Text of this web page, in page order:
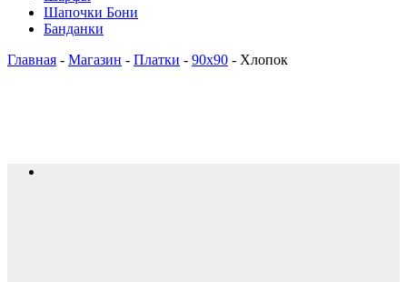
Шапочки Бони
Банданки
Главная - Магазин - Платки - 90x90 - Хлопок